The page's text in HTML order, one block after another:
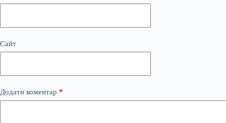
Сайт
Додати коментар *